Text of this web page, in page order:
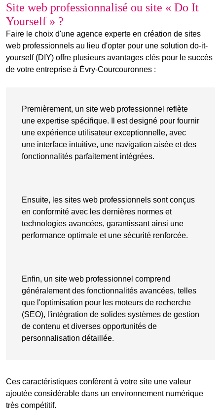
Site web professionnalisé ou site « Do It
Yourself » ?
Faire le choix d'une agence experte en création de sites
web professionnels au lieu d'opter pour une solution do-it-
yourself (DIY) offre plusieurs avantages clés pour le succès
de votre entreprise à Évry-Courcouronnes :
Premièrement, un site web professionnel reflète
une expertise spécifique. Il est designé pour fournir
une expérience utilisateur exceptionnelle, avec
une interface intuitive, une navigation aisée et des
fonctionnalités parfaitement intégrées.
Ensuite, les sites web professionnels sont conçus
en conformité avec les dernières normes et
technologies avancées, garantissant ainsi une
performance optimale et une sécurité renforcée.
Enfin, un site web professionnel comprend
généralement des fonctionnalités avancées, telles
que l'optimisation pour les moteurs de recherche
(SEO), l'intégration de solides systèmes de gestion
de contenu et diverses opportunités de
personnalisation détaillée.
Ces caractéristiques confèrent à votre site une valeur
ajoutée considérable dans un environnement numérique
très compétitif.